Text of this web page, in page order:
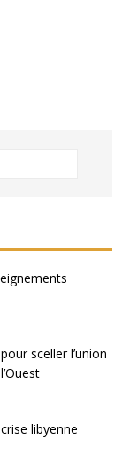
sceller l’union
libyenne